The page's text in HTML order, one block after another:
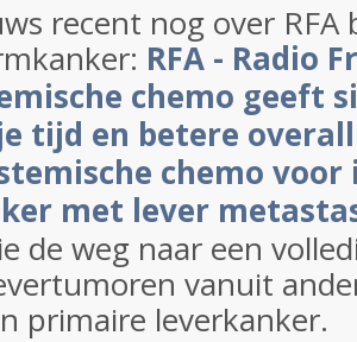
recent nog over
RFA - Radio
chemo geeft
tijd en betere
chemo voor
met lever
de weg naar een
vanuit
primaire leverkanker.